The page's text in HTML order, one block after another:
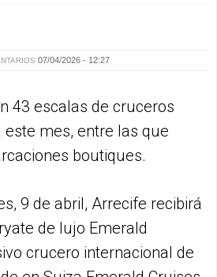
07/04/2026 - 12:27
43 escalas de cruceros
mes, entre las que
boutiques.
9 de abril, Arrecife recibirá
de lujo Emerald
crucero internacional de